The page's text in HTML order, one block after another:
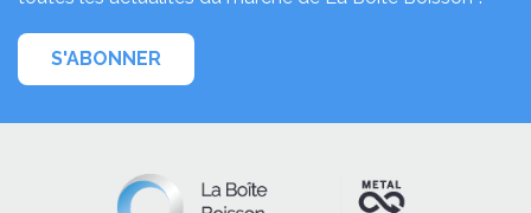
S'ABONNER